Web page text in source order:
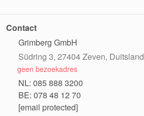
Contact
Grimberg GmbH
Südring 3, 27404 Zeven, Duitsland
geen bezoekadres
NL: 085 888 3200
BE: 078 48 12 70
[email protected]